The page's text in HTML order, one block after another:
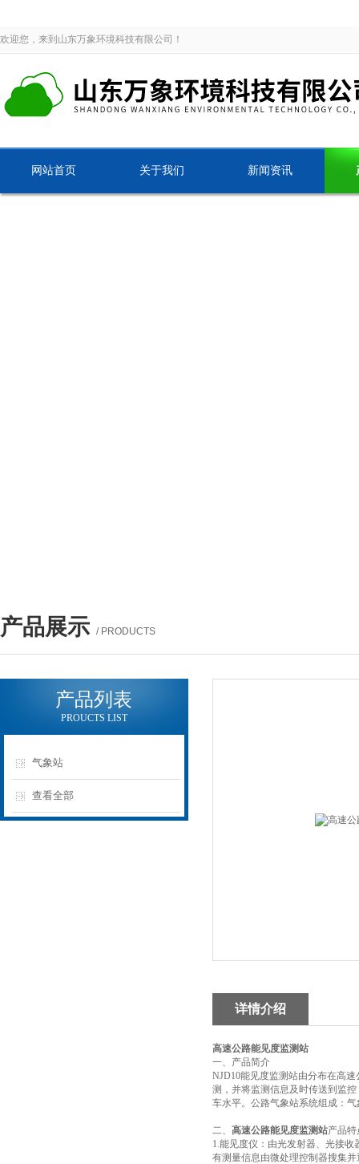
欢迎您，来到山东万象环境科技有限公司！
网站首页 关于我们 新闻资讯
产品展示 / PRODUCTS
产品列表
PROUCTS LIST
气象站
查看全部
详情介绍
高速公路能见度监测站
一、产品简介
NJD10能见度监测站由分布在高
测，并将监测信息及时传送到监
车水平。公路气象站系统组成：
二、 高速公路能见度监测站产品特
1.能见度仪：由光发射器、光接
有测量信息由微处理控制器搜集并